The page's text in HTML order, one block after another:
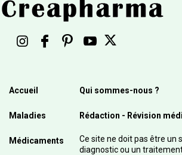
Accueil
Maladies
Médicaments
Qui sommes-nous ?
Rédaction - Révision
Ce site ne doit pas être un
diagnostic ou un